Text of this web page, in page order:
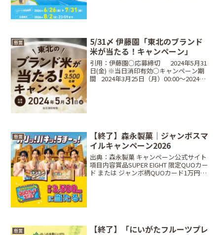
懸賞
5/31〆 伊藤園「東北のブランド
米が当たる！キャンペーン」
引用：伊藤園○応募締切⠀⠀2024年5月31
日(金) ※当日消印有効○キャンペーン期
間⠀2024年3月25日（月）00:00～2024年5
懸賞
【終了】森永製菓｜ジャンボスマ
イルキャンペーン2026
出典：森永製菓 キャンペーン公式サイト
項目内容賞品SUPER EIGHT 限定QUOカー
ド または ジャンボ柄QUOカード1万円分
懸賞
【終了】「にいがたフルーツプレ